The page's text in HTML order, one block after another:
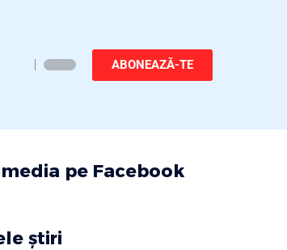
ABONEAZĂ-TE
pe Facebook
știri